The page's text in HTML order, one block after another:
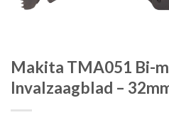
Makita TMA051 Bi-
Invalzaagblad –